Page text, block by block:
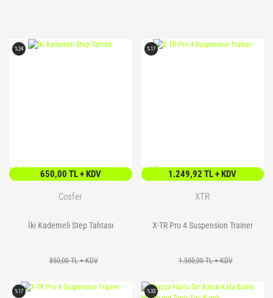
%24
</> />
650,00 TL + KDV
Cosfer
İki Kademeli Step Tahtası
850,00 TL + KDV
%17
</> />
1.249,92 TL + KDV
XTR
X-TR Pro 4 Suspension Trainer
1.500,00 TL + KDV
%17 %33